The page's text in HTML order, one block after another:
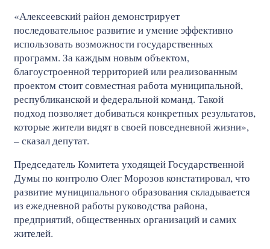
«Алексеевский район демонстрирует
последовательное развитие и умение эффективно
использовать возможности государственных
программ. За каждым новым объектом,
благоустроенной территорией или реализованным
проектом стоит совместная работа муниципальной,
республиканской и федеральной команд. Такой
подход позволяет добиваться конкретных результатов,
которые жители видят в своей повседневной жизни»,
– сказал депутат.
Председатель Комитета уходящей Государственной
Думы по контролю Олег Морозов констатировал, что
развитие муниципального образования складывается
из ежедневной работы руководства района,
предприятий, общественных организаций и самих
жителей.